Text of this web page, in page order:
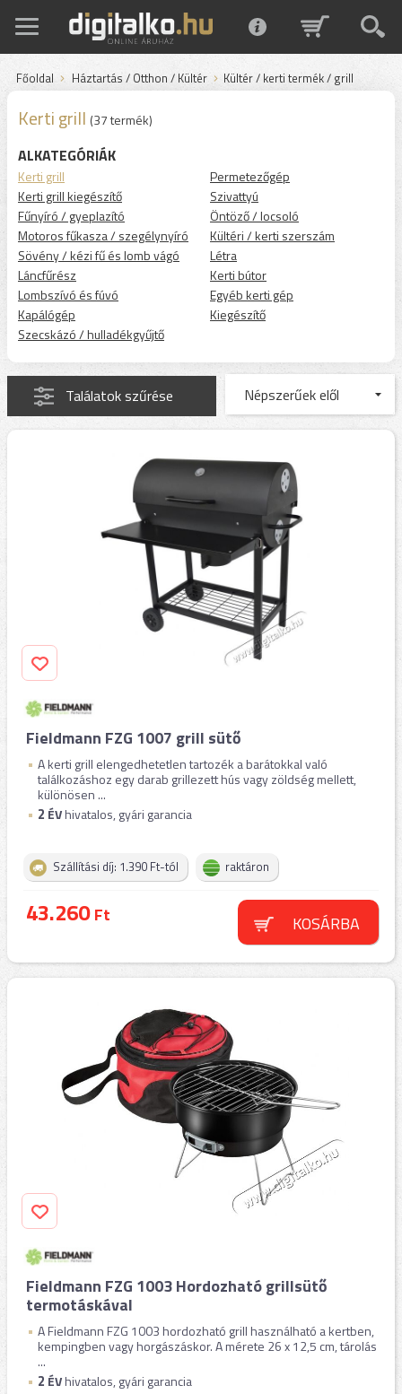
Főoldal Háztartás / Otthon / Kültér Kültér / kerti termék / grill
Kerti grill (37 termék)
ALKATEGÓRIÁK
Kerti grill
Kerti grill kiegészítő
Fűnyíró / gyeplazító
Motoros fűkasza / szegélynyíró
Sövény / kézi fű és lomb vágó
Láncfűrész
Lombszívó és fúvó
Kapálógép
Szecskázó / hulladékgyűjtő
Permetezőgép
Szivattyú
Öntöző / locsoló
Kültéri / kerti szerszám
Létra
Kerti bútor
Egyéb kerti gép
Kiegészítő
Találatok szűrése
Fieldmann FZG 1007 grill sütő
A kerti grill elengedhetetlen tartozék a barátokkal való
találkozáshoz egy darab grillezett hús vagy zöldség mellett,
különösen ...
2 ÉVhivatalos, gyári garancia
Szállítási díj: 1.390 Ft-tól raktáron
43.260Ft KOSÁRBA
Fieldmann FZG 1003 Hordozható grillsütő
termotáskával
A Fieldmann FZG 1003 hordozható grill használható a kertben,
kempingben vagy horgászáskor. A mérete 26 x 12,5 cm, tárolás
...
2 ÉVhivatalos, gyári garancia